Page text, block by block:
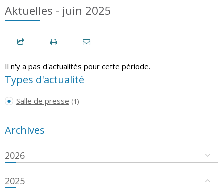
Aktuelles - juin 2025
Il n'y a pas d'actualités pour cette période.
Types d'actualité
Salle de presse (1)
Archives
2026
2025